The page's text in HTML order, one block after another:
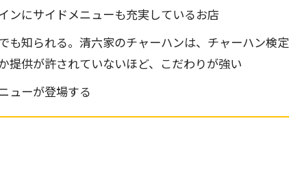
ンにサイドメニューも充実しているお店
も知られる。清六家のチャーハンは、チャーハン検定
提供が許されていないほど、こだわりが強い
ューが登場する